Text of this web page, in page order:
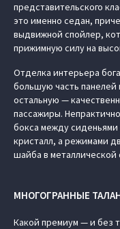
представительского
это именно седан,
выдвижной спойлер,
прижимную силу на
Отделка интерьера
большую часть панелей
остальную —
пассажиры.
бокса между
кристалл, а режимами
шайба в металлической
МНОГОГРАННЫЕ
Какой премиум — и без